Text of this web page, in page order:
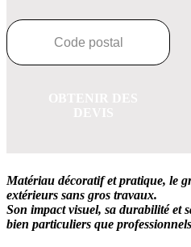
Matériau décoratif et pratique, le
extérieurs sans gros travaux.
Son impact visuel, sa durabilité et
bien particuliers que